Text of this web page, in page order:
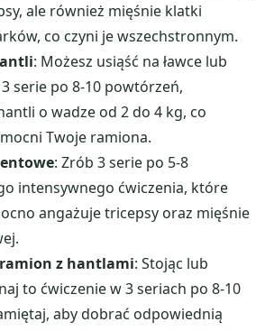
ale również mięśnie klatki
co czyni je wszechstronnym.
: Możesz usiąść na ławce lub
serie po 8-10 powtórzeń,
o wadze od 2 do 4 kg, co
Twoje ramiona.
: Zrób 3 serie po 5-8
intensywnego ćwiczenia, które
angażuje tricepsy oraz mięśnie
z hantlami: Stojąc lub
to ćwiczenie w 3 seriach po 8-10
aby dobrać odpowiednią